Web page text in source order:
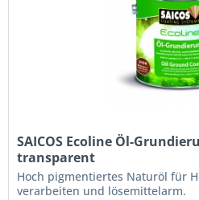
SAICOS Ecoline Öl-
transparent
Hoch pigmentiertes Naturöl für
verarbeiten und lösemittelarm.